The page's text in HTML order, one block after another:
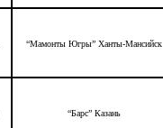
“Мамонты Югры” Ханты-Мансийск
“Барс” Казань